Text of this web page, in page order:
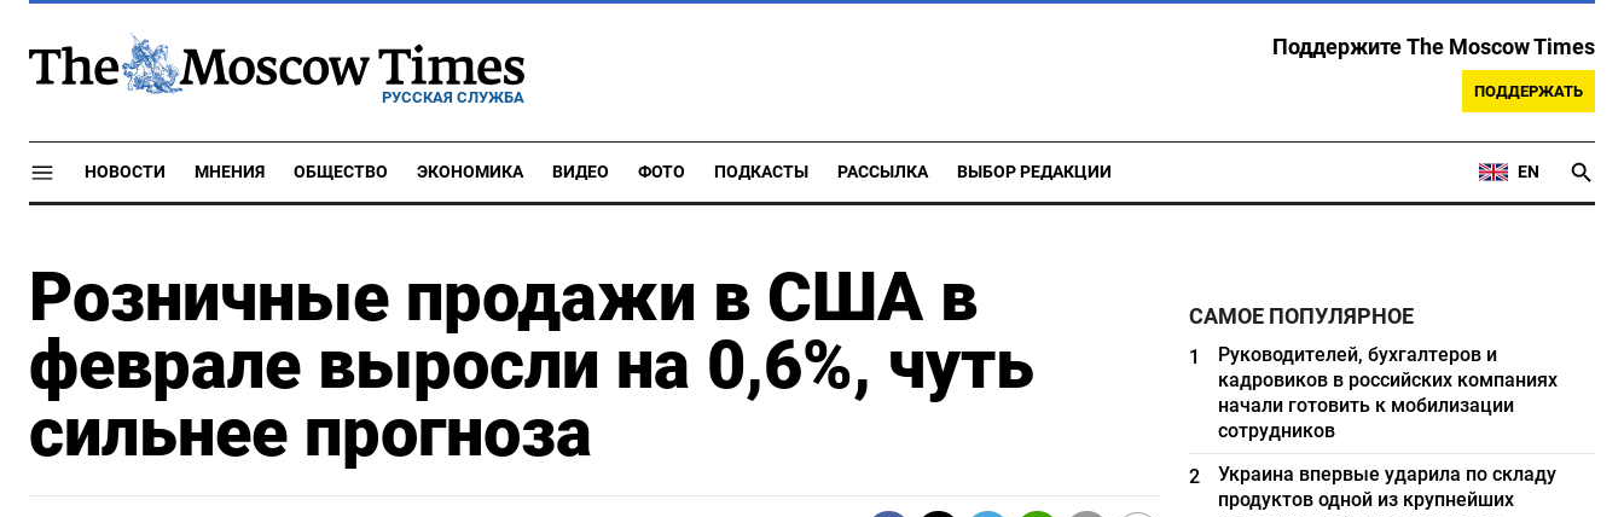
РУССКАЯ СЛУЖБА
Поддержите The Moscow Times
ПОДДЕРЖАТЬ
НОВОСТИ МНЕНИЯ ОБЩЕСТВО ЭКОНОМИКА ВИДЕО ФОТО ПОДКАСТЫ РАССЫЛКА ВЫБОР РЕДАКЦИИ EN
Розничные продажи в США в
феврале выросли на 0,6%, чуть
сильнее прогноза
САМОЕ ПОПУЛЯРНОЕ
1
Руководителей, бухгалтеров и
кадровиков в российских компаниях
начали готовить к мобилизации
сотрудников
2
Украина впервые ударила по складу
продуктов одной из крупнейших